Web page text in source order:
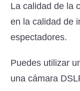
La calidad de la
en la calidad de
espectadores.
Puedes utilizar
una cámara